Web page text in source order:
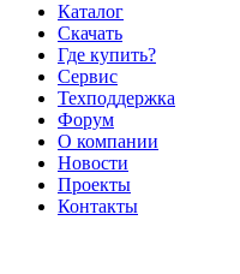
Каталог
Скачать
Где купить?
Сервис
Техподдержка
Форум
О компании
Новости
Проекты
Контакты